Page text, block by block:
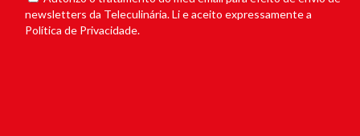
newsletters da Teleculinária. Li e aceito expressamente a
Política de Privacidade.